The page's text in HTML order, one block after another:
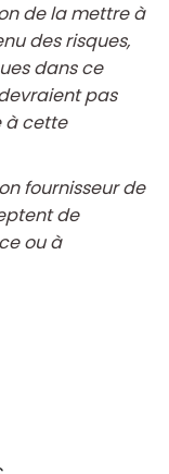
de la mettre à
des risques,
dans ce
pas
à cette
fournisseur de
de
ou à